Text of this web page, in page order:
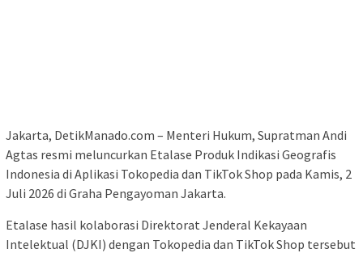
Jakarta, DetikManado.com – Menteri Hukum, Supratman Andi
Agtas resmi meluncurkan Etalase Produk Indikasi Geografis
Indonesia di Aplikasi Tokopedia dan TikTok Shop pada Kamis, 2
Juli 2026 di Graha Pengayoman Jakarta.
Etalase hasil kolaborasi Direktorat Jenderal Kekayaan
Intelektual (DJKI) dengan Tokopedia dan TikTok Shop tersebut